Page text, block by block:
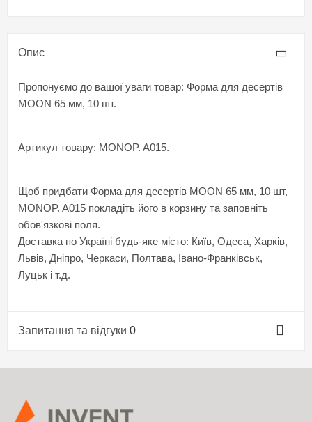
Опис
Пропонуємо до вашої уваги товар: Форма для десертів
MOON 65 мм, 10 шт.
Артикул товару: MONOP. A015.
Щоб придбати Форма для десертів MOON 65 мм, 10 шт,
MONOP. A015 покладіть його в корзину та заповніть
обов'язкові поля.
Доставка по Україні будь-яке місто: Київ, Одеса, Харків,
Львів, Дніпро, Черкаси, Полтава, Івано-Франківськ,
Луцьк і т.д.
Запитання та відгуки 0